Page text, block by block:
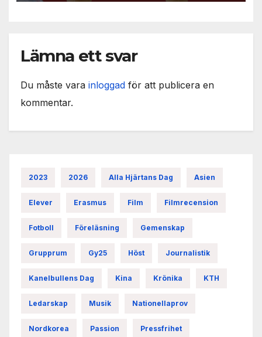
Lämna ett svar
Du måste vara inloggad för att publicera en
kommentar.
2023 2026 Alla Hjärtans Dag Asien
Elever Erasmus Film Filmrecension
Fotboll Föreläsning Gemenskap
Grupprum Gy25 Höst Journalistik
Kanelbullens Dag Kina Krönika KTH
Ledarskap Musik Nationellaprov
Nordkorea Passion Pressfrihet